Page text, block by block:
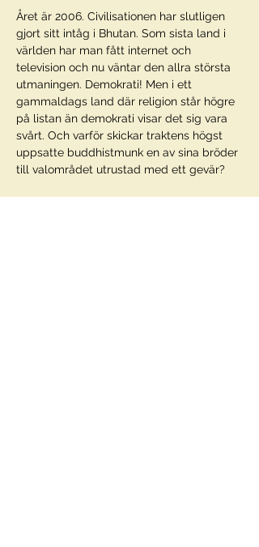
Året är 2006. Civilisationen har slutligen
gjort sitt intåg i Bhutan. Som sista land i
världen har man fått internet och
television och nu väntar den allra största
utmaningen. Demokrati! Men i ett
gammaldags land där religion står högre
på listan än demokrati visar det sig vara
svårt. Och varför skickar traktens högst
uppsatte buddhistmunk en av sina bröder
till valområdet utrustad med ett gevär?